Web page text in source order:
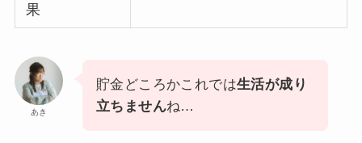
果
あき
貯金どころかこれでは生活が成り
立ちませんね…